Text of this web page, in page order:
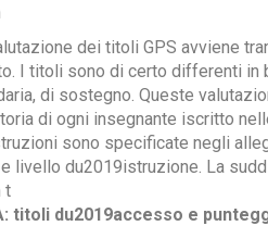
dei titoli GPS avviene
I titoli sono di certo differenti in
di sostegno. Queste
di ogni insegnante iscritto
sono specificate negli
livello du2019istruzione. La
t
titoli du2019accesso e